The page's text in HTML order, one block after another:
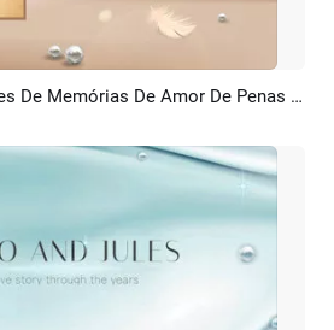
Criar IA Apresentação De Slides De Memórias De Amor De Penas Quentes